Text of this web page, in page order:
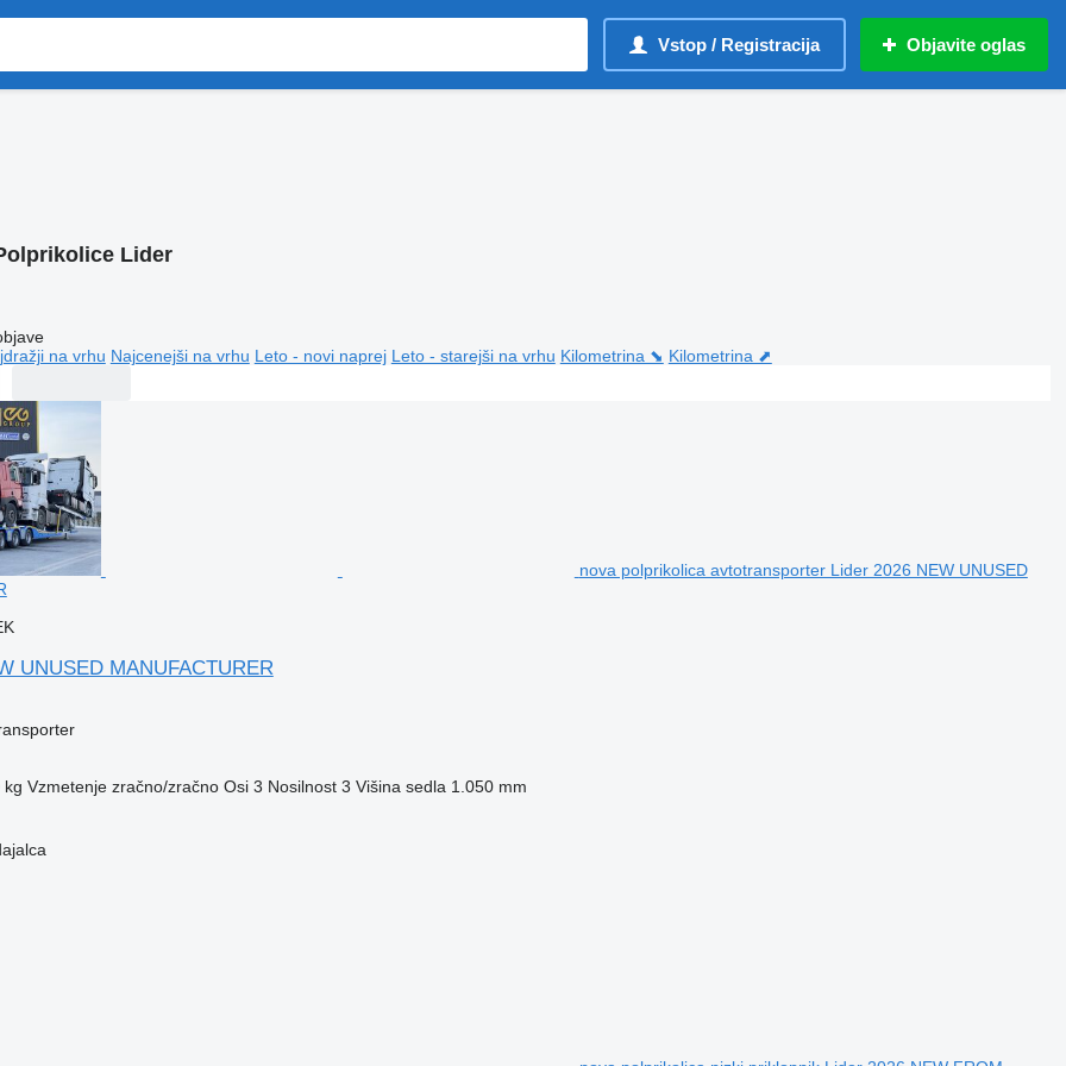
Vstop / Registracija Objavite oglas
Lider
na vrhu Najcenejši na vrhu Leto - novi naprej Leto - starejši na vrhu Kilometrina ⬊ Kilometrina ⬈
nova polprikolica avtotransporter Lider 2026 NEW UNUSED
UNUSED MANUFACTURER
kg Vzmetenje zračno/zračno Osi 3 Nosilnost 3 Višina sedla 1.050 mm